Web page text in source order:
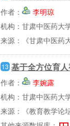
作者：
李明琼
机构：甘肃中医药大
来源：《甘肃中医药
13 基于全方位育
作者：
李婉露
机构：甘肃中医药大
来源：《教育教学论